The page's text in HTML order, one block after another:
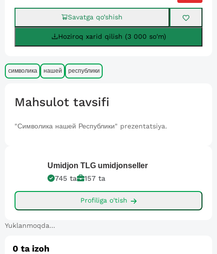
Savatga qo’shish
Hoziroq xarid qilish (3 000 so'm)
символика нашей республики
Mahsulot tavsifi
"Символика нашей Республики" prezentatsiya.
Umidjon TLG umidjonseller
745 ta 157 ta
Profiliga o'tish
Yuklanmoqda...
0 ta izoh